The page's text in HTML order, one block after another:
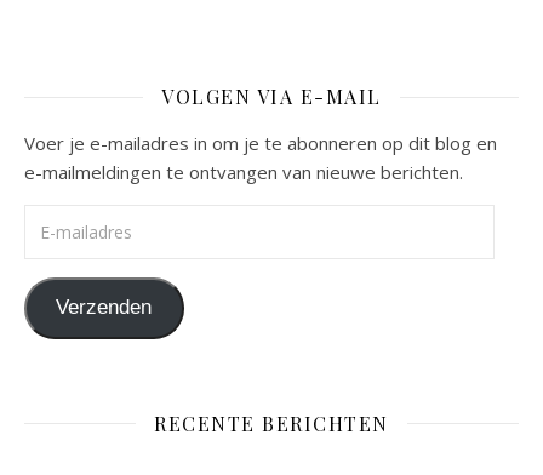
VOLGEN VIA E-MAIL
Voer je e-mailadres in om je te abonneren op dit blog en
e-mailmeldingen te ontvangen van nieuwe berichten.
Verzenden
RECENTE BERICHTEN